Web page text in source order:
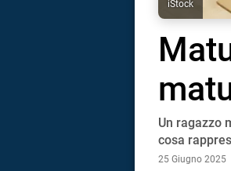
iStock
Un ragazzo
cosa
25 Giugno 2025